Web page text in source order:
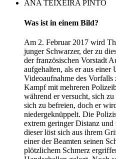
ANA TEIXEIRA PINTO
Was ist in einem Bild?
Am 2. Februar 2017 wird
junger Schwarzer, der zu
der französischen Vorstadt
aufgehalten, als er aus
Videoaufnahme des Vorfalls
Kampf mit mehreren
während er versucht, sich
sich zu befreien, doch er
niedergeknüppelt. Die
extrem geringer Distanz
dieser löst sich aus ihrem
einer der Beamten seinen
plötzlichem Schmerz